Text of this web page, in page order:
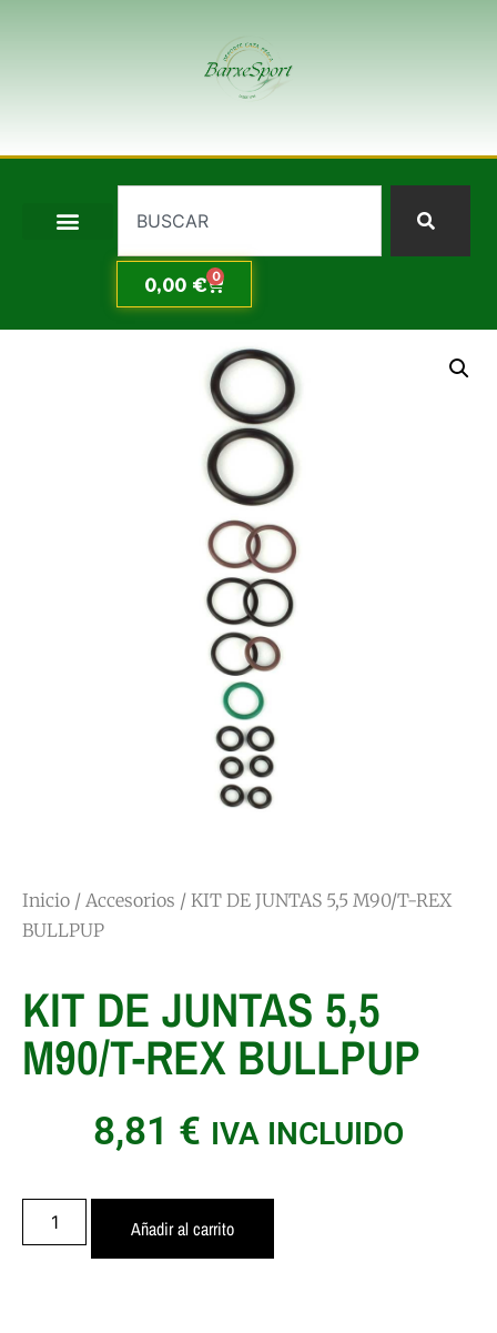
0,00€ 0
Inicio / Accesorios / KIT DE JUNTAS 5,5 M90/T-REX
BULLPUP
KIT DE JUNTAS 5,5
M90/T-REX BULLPUP
8,81 € IVA INCLUIDO
Añadir al carrito